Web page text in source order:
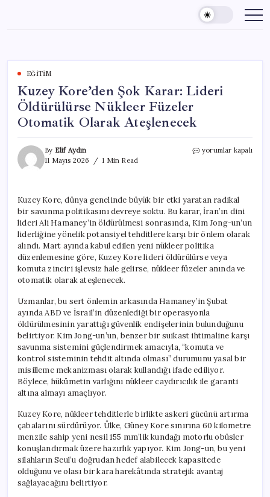
content
EĞITIM
Kuzey Kore’den Şok Karar: Lideri
Öldürülürse Nükleer Füzeler
Otomatik Olarak Ateşlenecek
By Elif Aydın
11 Mayıs 2026
1 Min Read
Kuzey
Öldürülürse
Nükleer
Füzeler
Otomatik
Olarak
için
yorumlar kapalı
Kuzey Kore, dünya genelinde büyük bir etki yaratan radikal
bir savunma politikasını devreye soktu. Bu karar, İran’ın dini
lideri Ali Hamaney’in öldürülmesi sonrasında, Kim Jong-un’un
liderliğine yönelik potansiyel tehditlere karşı bir önlem olarak
alındı. Mart ayında kabul edilen yeni nükleer politika
düzenlemesine göre, Kuzey Kore lideri öldürülürse veya
komuta zinciri işlevsiz hale gelirse, nükleer füzeler anında ve
otomatik olarak ateşlenecek.
Uzmanlar, bu sert önlemin arkasında Hamaney’in Şubat
ayında ABD ve İsrail’in düzenlediği bir operasyonla
öldürülmesinin yarattığı güvenlik endişelerinin bulunduğunu
belirtiyor. Kim Jong-un’un, benzer bir suikast ihtimaline karşı
savunma sistemini güçlendirmek amacıyla, “komuta ve
kontrol sisteminin tehdit altında olması” durumunu yasal bir
misilleme mekanizması olarak kullandığı ifade ediliyor.
Böylece, hükümetin varlığını nükleer caydırıcılık ile garanti
altına almayı amaçlıyor.
Kuzey Kore, nükleer tehditlerle birlikte askeri gücünü artırma
çabalarını sürdürüyor. Ülke, Güney Kore sınırına 60 kilometre
menzile sahip yeni nesil 155 mm’lik kundağı motorlu obüsler
konuşlandırmak üzere hazırlık yapıyor. Kim Jong-un, bu yeni
silahların Seul’u doğrudan hedef alabilecek kapasitede
olduğunu ve olası bir kara harekâtında stratejik avantaj
sağlayacağını belirtiyor.